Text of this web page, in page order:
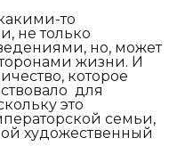
то
не только
но, может
жизни. И
которое
для
это
семьи,
художественный